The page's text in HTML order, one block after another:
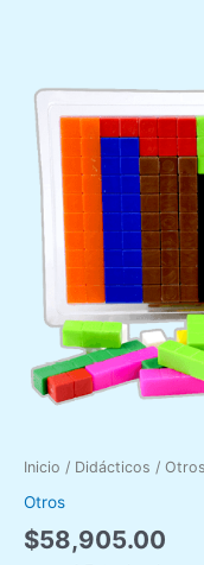
Inicio / Didácticos / Otros
Otros
$58,905.00
DE
CUISENAIRE
(RP-
57)
cantidad